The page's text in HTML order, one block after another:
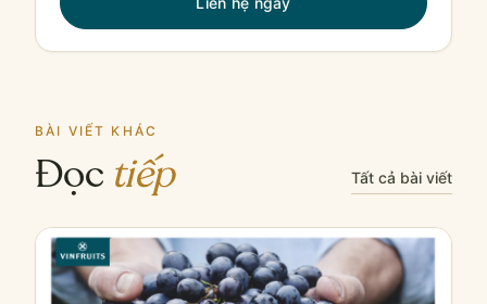
BÀI VIẾT KHÁC
Đọc tiếp Tất cả bài viết